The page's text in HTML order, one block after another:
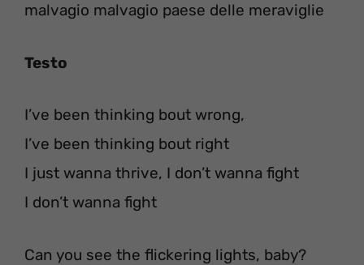
malvagio malvagio paese delle meraviglie
Testo
I’ve been thinking bout wrong,
I’ve been thinking bout right
I just wanna thrive, I don’t wanna fight
I don’t wanna fight
Can you see the flickering lights, baby?